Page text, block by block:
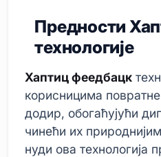
Предности
технологије
Хаптиц феедбацк
корисницима
додир, обогаћујући
чинећи их
нуди ова технологија